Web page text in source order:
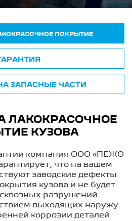
ПОКРЫТИЕ
ЗАПАСНЫЕ ЧАСТИ
ЛАКОКРАСОЧНОЕ
КУЗОВА
компания ООО «ПЕЖО
что на вашем
заводские дефекты
кузова и не будет
разрушений
выходящих наружу
коррозии деталей